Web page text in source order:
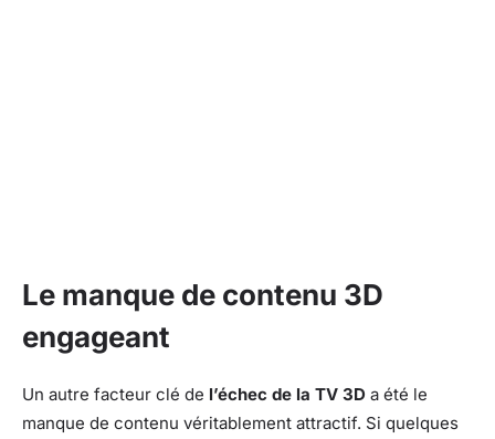
Le manque de contenu 3D
engageant
Un autre facteur clé de l’échec de la TV 3D a été le
manque de contenu véritablement attractif. Si quelques